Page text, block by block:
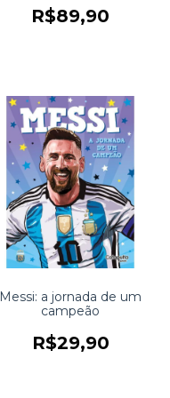
R$89,90
Messi: a jornada de um
campeão
R$29,90